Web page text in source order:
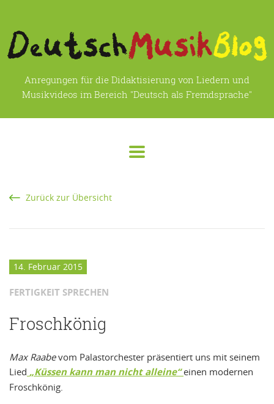
Anregungen für die Didaktisierung von Liedern und
Musikvideos im Bereich "Deutsch als Fremdsprache"
Zurück zur Übersicht
14. Februar 2015
FERTIGKEIT SPRECHEN
Froschkönig
Max Raabevom Palastorchester präsentiert uns mit seinem
Lied „Küssen kann man nicht alleine“ einen modernen
Froschkönig.